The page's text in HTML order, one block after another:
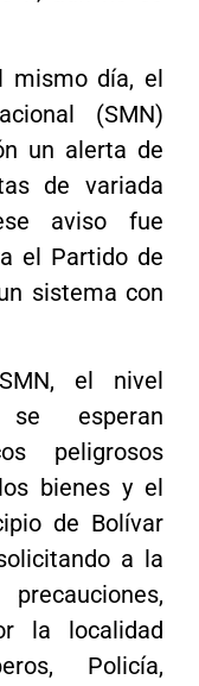
mismo día, el
(SMN)
un alerta de
de variada
aviso fue
el Partido de
sistema con
el nivel
esperan
peligrosos
bienes y el
de Bolívar
a la
la localidad
Policía,